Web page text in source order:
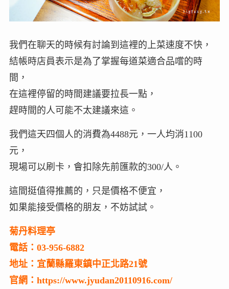
我們在聊天的時候有討論到這裡的上菜速度不快，
結帳時店員表示是為了掌握每道菜適合品嚐的時
間，
在這裡停留的時間建議要拉長一點，
趕時間的人可能不太建議來這。
我們這天四個人的消費為4488元，一人均消1100
元，
現場可以刷卡，會扣除先前匯款的300/人。
這間挺值得推薦的，只是價格不便宜，
如果能接受價格的朋友，不妨試試。
菊丹料理亭
電話：03-956-6882
地址：宜蘭縣羅東鎮中正北路21號
官網：https://www.jyudan20110916.com/